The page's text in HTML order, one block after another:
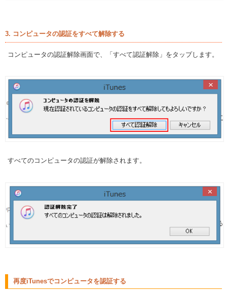
3. コンピュータの認証をすべて解除する
コンピュータの認証解除画面で、「すべて認証解除」をタップします。
すべてのコンピュータの認証が解除されます。
再度iTunesでコンピュータを認証する